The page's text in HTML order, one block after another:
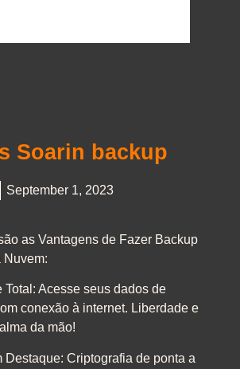
Soarin backup
September 1, 2023
as Vantagens de Fazer Backup
Nuvem:
Total: Acesse seus dados de
conexão à internet. Liberdade e
da mão!
Destaque: Criptografia de ponta a